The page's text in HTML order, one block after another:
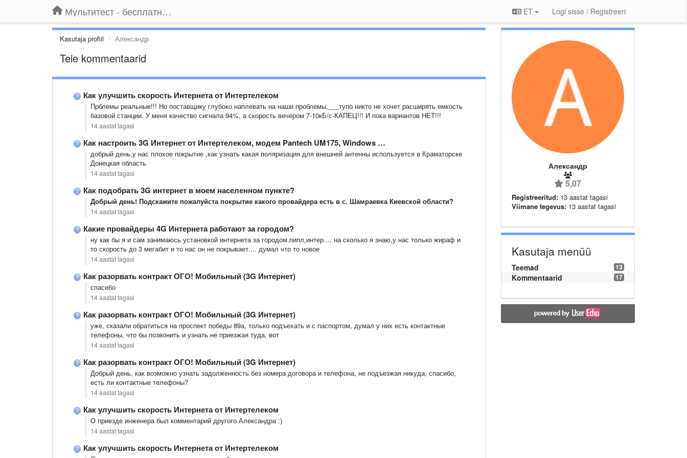
Мультитест - бесплатный подбор провайдера по адресу ET Logi sisse / Registreeri
Kasutaja profiil Александр
Teie kommentaarid
Как улучшить скорость Интернета от Интертелеком
Прблемы реальные!!! Но поставщику глубоко наплевать на наши проблемы,___тупо никто не хочет расширять емкость
базовой станции. У меня качество сигнала 94%, а скорость вечером 7-10кБ/с-КАПЕЦ!!! И пока вариантов НЕТ!!!
14 aastat tagasi
Как настроить 3G Интернет от Интертелеком, модем Pantech UM175, Windows …
добрый день,у нас плохое покрытие ,как узнать какая поляризация для внешней антенны используется в Краматорске
Донецкая область
14 aastat tagasi
Как подобрать 3G интернет в моем населенном пункте?
Добрый день! Подскажите пожалуйста покрытие какого провайдера есть в с. Шамраевка Киевской области?
14 aastat tagasi
Какие провайдеры 4G Интернета работают за городом?
ну как бы я и сам занимаюсь установкой интернета за городом.пипл,интер.... на сколько я знаю,у нас только жираф и
то скорость до 3 мегабит и то нас он не покрывает.... думал что то новое
14 aastat tagasi
Как разорвать контракт ОГО! Мобильный (3G Интернет)
спасибо
14 aastat tagasi
Как разорвать контракт ОГО! Мобильный (3G Интернет)
уже, сказали обратиться на проспект победы 89а, только подъехать и с паспортом, думал у них есть контактные
телефоны, что бы позвонить и узнать не приезжая туда, вот
14 aastat tagasi
Как разорвать контракт ОГО! Мобильный (3G Интернет)
Добрый день, как возможно узнать задолженность без номера договора и телефона, не подъезжая никуда, спасибо,
есть ли контактные телефоны?
14 aastat tagasi
Как улучшить скорость Интернета от Интертелеком
О приезде инженера был комментарий другого Александра :)
14 aastat tagasi
Как улучшить скорость Интернета от Интертелеком
Александр
5,07
Registreeritud: 13 aastat tagasi
Viimane tegevus: 13 aastat tagasi
Kasutaja menüü
13
Teemad
17
Kommentaarid